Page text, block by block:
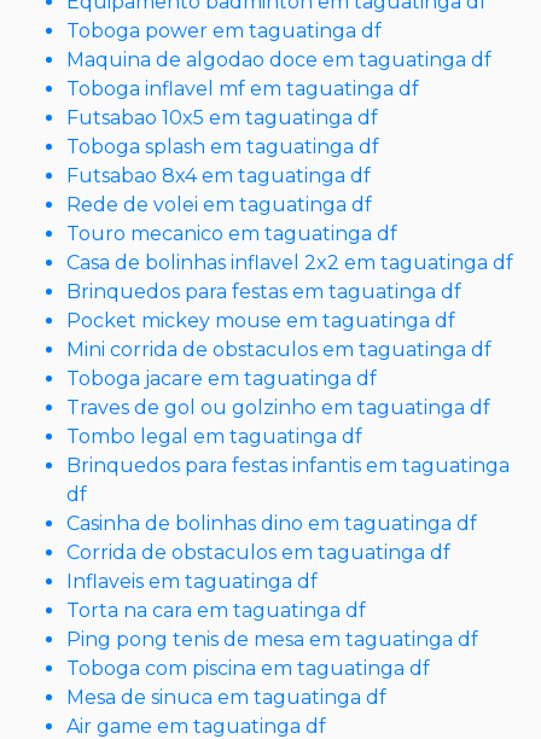
Toboga power em taguatinga df
Maquina de algodao doce em taguatinga df
Toboga inflavel mf em taguatinga df
Futsabao 10x5 em taguatinga df
Toboga splash em taguatinga df
Futsabao 8x4 em taguatinga df
Rede de volei em taguatinga df
Touro mecanico em taguatinga df
Casa de bolinhas inflavel 2x2 em taguatinga df
Brinquedos para festas em taguatinga df
Pocket mickey mouse em taguatinga df
Mini corrida de obstaculos em taguatinga df
Toboga jacare em taguatinga df
Traves de gol ou golzinho em taguatinga df
Tombo legal em taguatinga df
Brinquedos para festas infantis em taguatinga
df
Casinha de bolinhas dino em taguatinga df
Corrida de obstaculos em taguatinga df
Inflaveis em taguatinga df
Torta na cara em taguatinga df
Ping pong tenis de mesa em taguatinga df
Toboga com piscina em taguatinga df
Mesa de sinuca em taguatinga df
Air game em taguatinga df